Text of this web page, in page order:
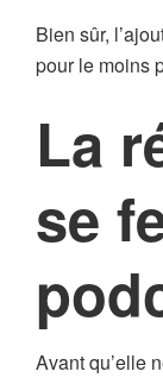
Bien sûr,
pour le moins
La
se
Avant qu’elle